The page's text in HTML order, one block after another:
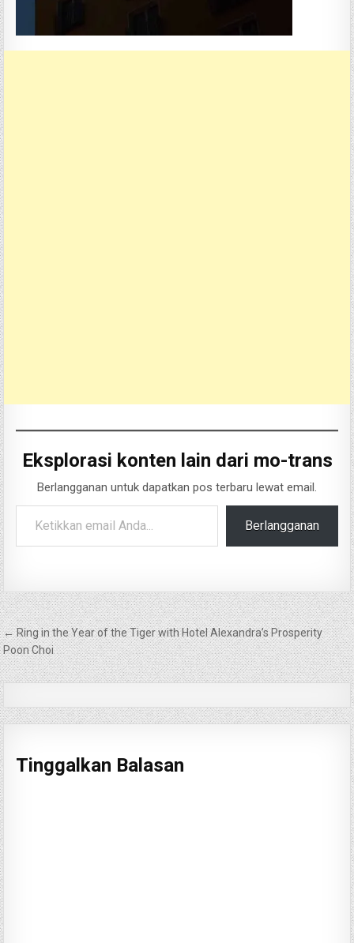
Eksplorasi konten lain dari mo-trans
Berlangganan untuk dapatkan pos terbaru lewat email.
Ketikkan email Anda...
Berlangganan
Navigasi
pos
← Ring in the Year of the Tiger with Hotel Alexandra’s Prosperity
Poon Choi
Tinggalkan Balasan